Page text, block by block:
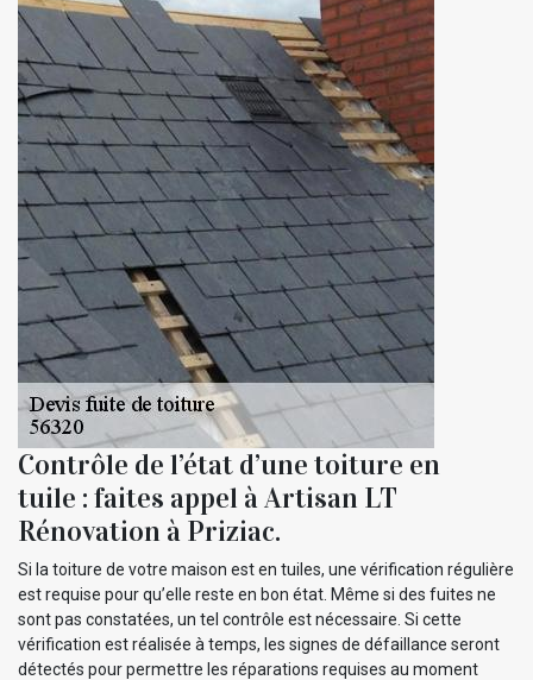
Contrôle de l’état d’une toiture en
tuile : faites appel à Artisan LT
Rénovation à Priziac.
Si la toiture de votre maison est en tuiles, une vérification régulière
est requise pour qu’elle reste en bon état. Même si des fuites ne
sont pas constatées, un tel contrôle est nécessaire. Si cette
vérification est réalisée à temps, les signes de défaillance seront
détectés pour permettre les réparations requises au moment